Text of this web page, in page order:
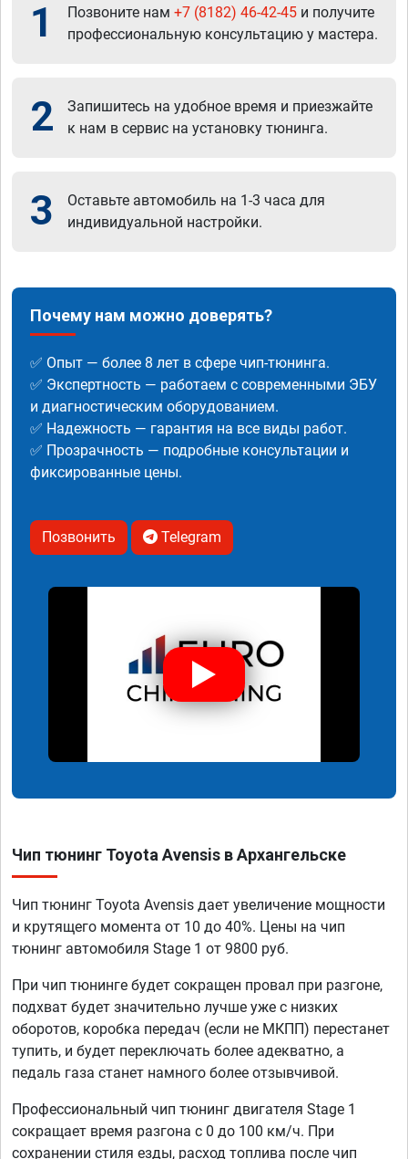
1 Позвоните нам +7 (8182) 46-42-45 и получите
профессиональную консультацию у мастера.
2
Запишитесь на удобное время и приезжайте
к нам в сервис на установку тюнинга.
3
Оставьте автомобиль на 1-3 часа для
индивидуальной настройки.
Почему нам можно доверять?
✅ Опыт — более 8 лет в сфере чип-тюнинга.
✅ Экспертность — работаем с современными ЭБУ
и диагностическим оборудованием.
✅ Надежность — гарантия на все виды работ.
✅ Прозрачность — подробные консультации и
фиксированные цены.
Позвонить Telegram
Чип тюнинг Toyota Avensis в Архангельске
Чип тюнинг Toyota Avensis дает увеличение мощности
и крутящего момента от 10 до 40%. Цены на чип
тюнинг автомобиля Stage 1 от 9800 руб.
При чип тюнинге будет сокращен провал при разгоне,
подхват будет значительно лучше уже с низких
оборотов, коробка передач (если не МКПП) перестанет
тупить, и будет переключать более адекватно, а
педаль газа станет намного более отзывчивой.
Профессиональный чип тюнинг двигателя Stage 1
сокращает время разгона с 0 до 100 км/ч. При
сохранении стиля езды, расход топлива после чип